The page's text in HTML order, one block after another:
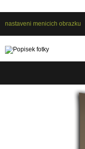
nastaveni menicich obrazku